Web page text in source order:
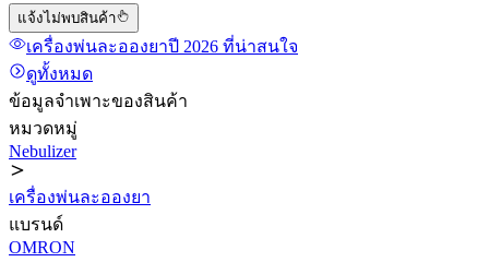
แจ้งไม่พบสินค้า
เครื่องพ่นละอองยาปี 2026 ที่น่าสนใจ
ดูทั้งหมด
ข้อมูลจำเพาะของสินค้า
หมวดหมู่
Nebulizer
เครื่องพ่นละอองยา
แบรนด์
OMRON